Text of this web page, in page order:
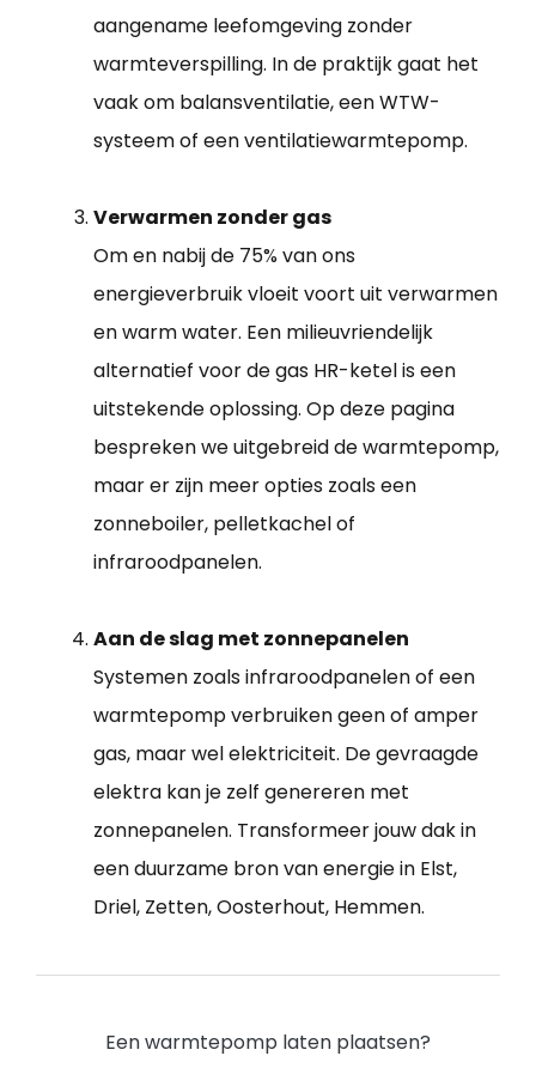
aangename leefomgeving zonder
warmteverspilling. In de praktijk gaat het
vaak om balansventilatie, een WTW-
systeem of een ventilatiewarmtepomp.
Verwarmen zonder gas
Om en nabij de 75% van ons
energieverbruik vloeit voort uit verwarmen
en warm water. Een milieuvriendelijk
alternatief voor de gas HR-ketel is een
uitstekende oplossing. Op deze pagina
bespreken we uitgebreid de warmtepomp,
maar er zijn meer opties zoals een
zonneboiler, pelletkachel of
infraroodpanelen.
Aan de slag met zonnepanelen
Systemen zoals infraroodpanelen of een
warmtepomp verbruiken geen of amper
gas, maar wel elektriciteit. De gevraagde
elektra kan je zelf genereren met
zonnepanelen. Transformeer jouw dak in
een duurzame bron van energie in Elst,
Driel, Zetten, Oosterhout, Hemmen.
Een warmtepomp laten plaatsen?